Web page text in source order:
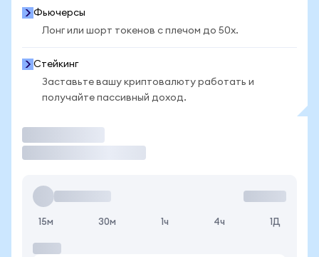
Фьючерсы
Лонг или шорт токенов с плечом до 50x.
Стейкинг
Заставьте вашу криптовалюту работать и
получайте пассивный доход.
15м 30м 1ч 4ч 1Д